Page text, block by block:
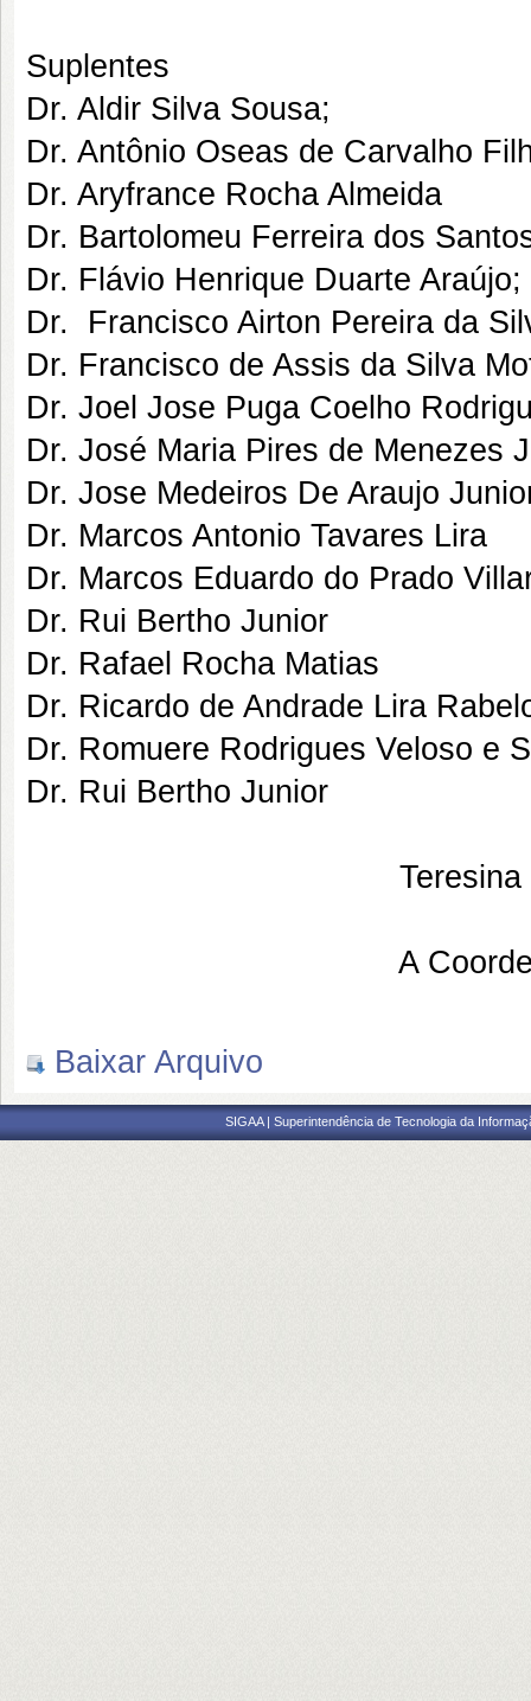
Suplentes
Dr. Aldir Silva Sousa;
Dr. Antônio Oseas de Carvalho
Dr. Aryfrance Rocha Almeida
Dr. Bartolomeu Ferreira dos
Dr. Flávio Henrique Duarte Araújo;
Dr. Francisco Airton Pereira da
Dr. Francisco de Assis da Silva
Dr. Joel Jose Puga Coelho
Dr. José Maria Pires de Menezes
Dr. Jose Medeiros De Araujo
Dr. Marcos Antonio Tavares Lira
Dr. Marcos Eduardo do Prado
Dr. Rui Bertho Junior
Dr. Rafael Rocha Matias
Dr. Ricardo de Andrade Lira
Dr. Romuere Rodrigues Veloso e
Dr. Rui Bertho Junior
A
Baixar Arquivo
SIGAA | Superintendência de Tecnologia da